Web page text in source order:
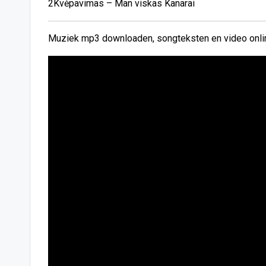
2Kvėpavimas – Man viskas Kanarai
Muziek mp3 downloaden, songteksten en video